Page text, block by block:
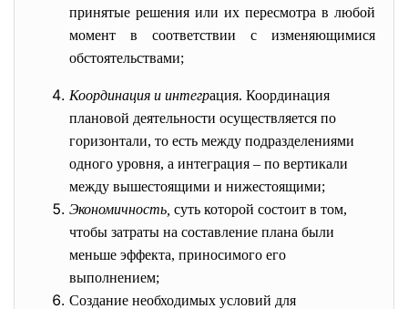
принятые решения или их пересмотра в любой
момент в соответствии с изменяющимися
обстоятельствами;
Координация и интеграция. Координация
плановой деятельности осуществляется по
горизонтали, то есть между подразделениями
одного уровня, а интеграция – по вертикали
между вышестоящими и нижестоящими;
Экономичность, суть которой состоит в том,
чтобы затраты на составление плана были
меньше эффекта, приносимого его
выполнением;
Создание необходимых условий для